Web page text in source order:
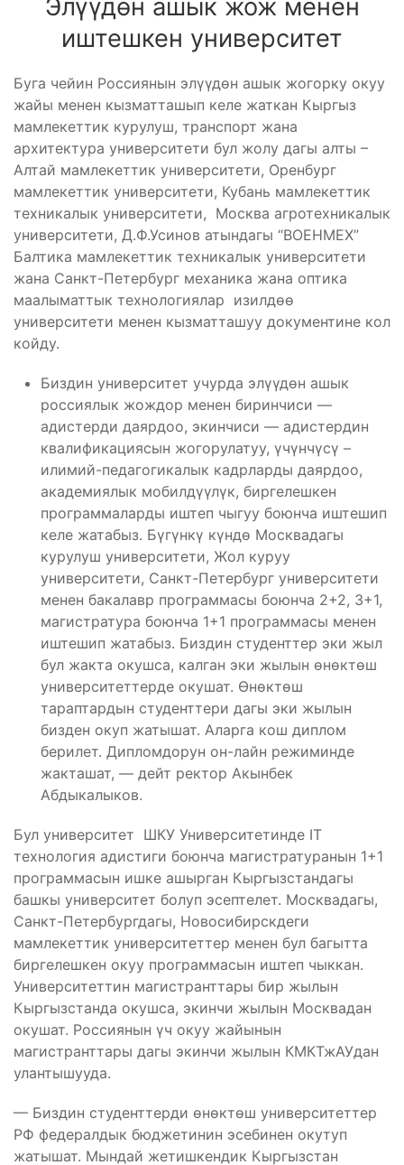
Элүүдөн ашык жож менен
иштешкен университет
Буга чейин Россиянын элүүдөн ашык жогорку окуу
жайы менен кызматташып келе жаткан Кыргыз
мамлекеттик курулуш, транспорт жана
архитектура университети бул жолу дагы алты –
Алтай мамлекеттик университети, Оренбург
мамлекеттик университети, Кубань мамлекеттик
техникалык университети, Москва агротехникалык
университети, Д.Ф.Усинов атындагы “ВОЕНМЕХ”
Балтика мамлекеттик техникалык университети
жана Санкт-Петербург механика жана оптика
маалыматтык технологиялар изилдөө
университети менен кызматташуу документине кол
койду.
Биздин университет учурда элүүдөн ашык
россиялык жождор менен биринчиси —
адистерди даярдоо, экинчиси — адистердин
квалификациясын жогорулатуу, үчүнчүсү –
илимий-педагогикалык кадрларды даярдоо,
академиялык мобилдүүлүк, биргелешкен
программаларды иштеп чыгуу боюнча иштешип
келе жатабыз. Бүгүнкү күндө Москвадагы
курулуш университети, Жол куруу
университети, Санкт-Петербург университети
менен бакалавр программасы боюнча 2+2, 3+1,
магистратура боюнча 1+1 программасы менен
иштешип жатабыз. Биздин студенттер эки жыл
бул жакта окушса, калган эки жылын өнөктөш
университеттерде окушат. Өнөктөш
тараптардын студенттери дагы эки жылын
бизден окуп жатышат. Аларга кош диплом
берилет. Дипломдорун он-лайн режиминде
жакташат, — дейт ректор Акынбек
Абдыкалыков.
Бул университет ШКУ Университетинде IT
технология адистиги боюнча магистратуранын 1+1
программасын ишке ашырган Кыргызстандагы
башкы университет болуп эсептелет. Москвадагы,
Санкт-Петербургдагы, Новосибирскдеги
мамлекеттик университеттер менен бул багытта
биргелешкен окуу программасын иштеп чыккан.
Университеттин магистранттары бир жылын
Кыргызстанда окушса, экинчи жылын Москвадан
окушат. Россиянын үч окуу жайынын
магистранттары дагы экинчи жылын КМКТжАУдан
улантышууда.
— Биздин студенттерди өнөктөш университеттер
РФ федералдык бюджетинин эсебинен окутуп
жатышат. Мындай жетишкендик Кыргызстан